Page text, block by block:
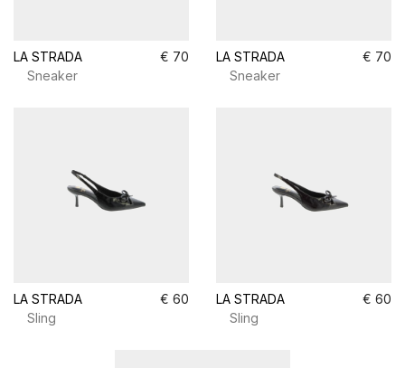
LA STRADA
€ 70
Sneaker
LA STRADA
€ 70
Sneaker
LA STRADA
€ 60
Sling
LA STRADA
€ 60
Sling